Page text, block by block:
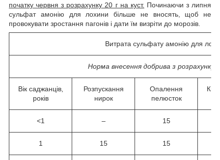
початку червня з розрахунку 20 г на куст. Починаючи з липня
сульфат амонію для лохини більше не вносять, щоб не
провокувати зростання пагонів і дати їм визріти до морозів.
Витрата сульфату амонію для
Норма внесення добрива з розрахунку
Вік саджанців,
років
Розпускання
нирок
Опалення
пелюсток
<1 – 15
1 15 15